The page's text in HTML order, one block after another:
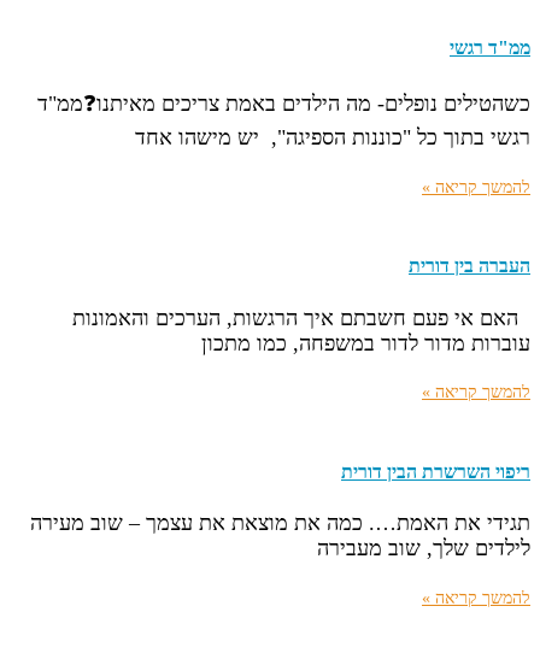
ממ"ד רגשי
כשהטילים נופלים- מה הילדים באמת צריכים מאיתנו❓ממ"ד
רגשי בתוך כל "כוננות הספיגה", יש מישהו אחד
להמשך קריאה »
העברה בין דורית
האם אי פעם חשבתם איך הרגשות, הערכים והאמונות
עוברות מדור לדור במשפחה, כמו מתכון
להמשך קריאה »
ריפוי השרשרת הבין דורית
תגידי את האמת…. כמה את מוצאת את עצמך – שוב מעירה
לילדים שלך, שוב מעבירה
להמשך קריאה »